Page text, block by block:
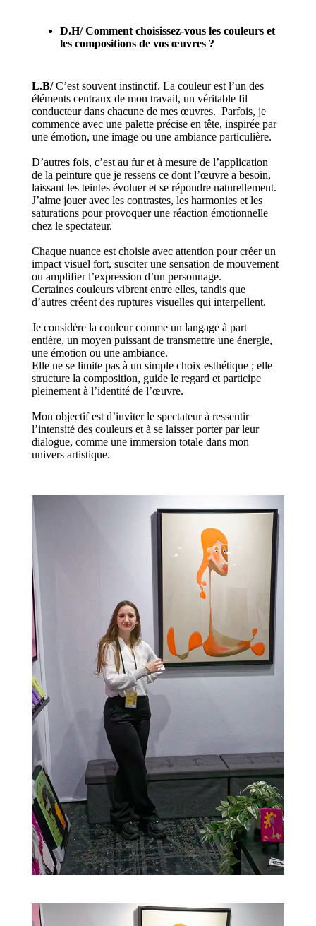
D.H/ Comment choisissez-vous les couleurs et
les compositions de vos œuvres ?
L.B/C’est souvent instinctif. La couleur est l’un des
éléments centraux de mon travail, un véritable fil
conducteur dans chacune de mes œuvres. Parfois, je
commence avec une palette précise en tête, inspirée par
une émotion, une image ou une ambiance particulière.
D’autres fois, c’est au fur et à mesure de l’application
de la peinture que je ressens ce dont l’œuvre a besoin,
laissant les teintes évoluer et se répondre naturellement.
J’aime jouer avec les contrastes, les harmonies et les
saturations pour provoquer une réaction émotionnelle
chez le spectateur.
Chaque nuance est choisie avec attention pour créer un
impact visuel fort, susciter une sensation de mouvement
ou amplifier l’expression d’un personnage.
Certaines couleurs vibrent entre elles, tandis que
d’autres créent des ruptures visuelles qui interpellent.
Je considère la couleur comme un langage à part
entière, un moyen puissant de transmettre une énergie,
une émotion ou une ambiance.
Elle ne se limite pas à un simple choix esthétique ; elle
structure la composition, guide le regard et participe
pleinement à l’identité de l’œuvre.
Mon objectif est d’inviter le spectateur à ressentir
l’intensité des couleurs et à se laisser porter par leur
dialogue, comme une immersion totale dans mon
univers artistique.